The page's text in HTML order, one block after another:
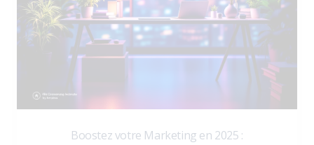
Boostez votre Marketing en 2025 :